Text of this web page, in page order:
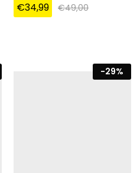
€34,99 €49,00
-29%